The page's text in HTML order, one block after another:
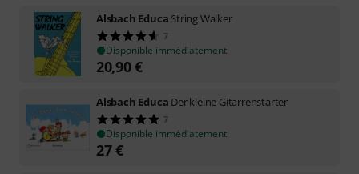
Alsbach Educa String Walker
7
Disponible immédiatement
20,90€
Alsbach Educa Der kleine Gitarrenstarter
7
Disponible immédiatement
27€